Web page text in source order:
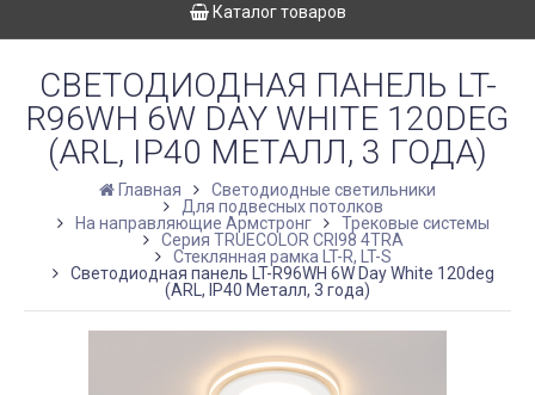
Каталог товаров
СВЕТОДИОДНАЯ ПАНЕЛЬ LT-
R96WH 6W DAY WHITE 120DEG
(ARL, IP40 МЕТАЛЛ, 3 ГОДА)
Главная
Светодиодные светильники
Для подвесных потолков
На направляющие Армстронг
Трековые системы
Серия TRUECOLOR CRI98 4TRA
Стеклянная рамка LT-R, LT-S
Светодиодная панель LT-R96WH 6W Day White 120deg
(ARL, IP40 Металл, 3 года)